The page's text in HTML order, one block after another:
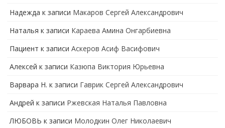
Надежда к записи Макаров Сергей Александрович
Наталья к записи Караева Амина Онгарбиевна
Пациент к записи Аскеров Асиф Васифович
Алексей к записи Казюпа Виктория Юрьевна
Варвара Н. к записи Гаврик Сергей Александрович
Андрей к записи Ржевская Наталья Павловна
ЛЮБОВЬ к записи Молодкин Олег Николаевич